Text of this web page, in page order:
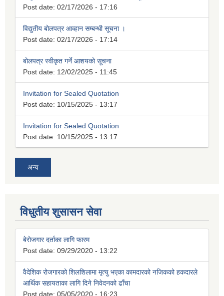
Post date: 02/17/2026 - 17:16
विद्युतीय बोलपत्र आव्हान सम्बन्धी सूचना ।
Post date: 02/17/2026 - 17:14
बोलपत्र स्वीकृत गर्ने आशयको सूचना
Post date: 12/02/2025 - 11:45
Invitation for Sealed Quotation
Post date: 10/15/2025 - 13:17
Invitation for Sealed Quotation
Post date: 10/15/2025 - 13:17
अन्य
विधुतीय शुसासन सेवा
बेरोजगार दर्ताका लागि फारम
Post date: 09/29/2020 - 13:22
वैदेशिक रोजगारको शिलशिलामा मृत्यु भएका कामदारको नजिकको हकदारले
आर्थिक सहायताका लागि दिने निवेदनको ढाँचा
Post date: 05/05/2020 - 16:23